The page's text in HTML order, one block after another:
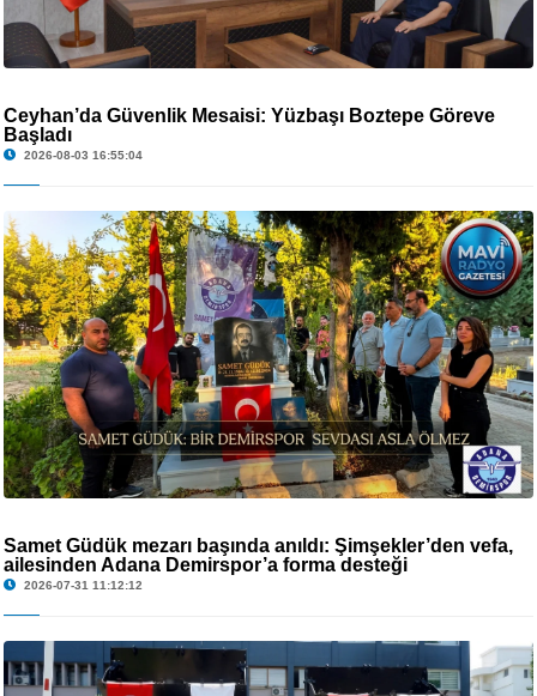
Ceyhan’da Güvenlik Mesaisi: Yüzbaşı Boztepe Göreve
Başladı
2026-08-03 16:55:04
Samet Güdük mezarı başında anıldı: Şimşekler’den vefa,
ailesinden Adana Demirspor’a forma desteği
2026-07-31 11:12:12